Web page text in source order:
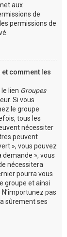
aux
de
permissions de
et comment les
lien Groupes
Si vous
le groupe
tous les
nécessiter
peuvent
», vous pouvez
demande », vous
nécessitera
pourra vous
groupe et ainsi
pas
sûrement ses